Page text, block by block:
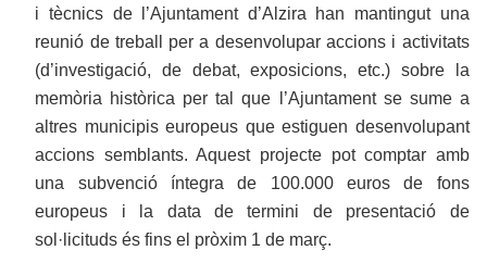
i tècnics de l’Ajuntament d’Alzira han mantingut una
reunió de treball per a desenvolupar accions i activitats
(d’investigació, de debat, exposicions, etc.) sobre la
memòria històrica per tal que l’Ajuntament se sume a
altres municipis europeus que estiguen desenvolupant
accions semblants. Aquest projecte pot comptar amb
una subvenció íntegra de 100.000 euros de fons
europeus i la data de termini de presentació de
sol·licituds és fins el pròxim 1 de març.